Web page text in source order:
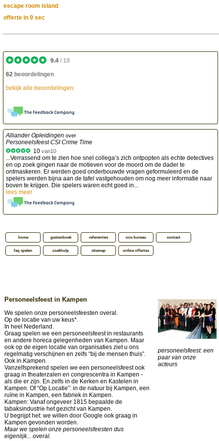
escape room island
offerte in 9 sec
9.4 / 10
62 beoordelingen
bekijk alle beoordelingen:
Alliander Opleidingen over
Personeelsfeest CSI Crime Time
10van10
...Verrassend om te zien hoe snel collega’s zich ontpopten als echte detectives
en op zoek gingen naar de motieven voor de moord om de dader te
ontmaskeren. Er werden goed onderbouwde vragen geformuleerd en de
spelers werden bijna aan de tafel vastgehouden om nog meer informatie naar
boven te krijgen. Die spelers waren echt goed in...
lees meer
home gastenboek referenties ons bureau contact
faq spelen zoekhulp sitemap online offertes
Personeelsfeest in Kampen
We spelen onze personeelsfeesten overal.
Op de locatie van uw keus*.
In heel Nederland.
Graag spelen we een personeelsfeest in restaurants
en andere horeca gelegenheden van Kampen. Maar
ook op de eigen locatie van organisaties ziet u ons
regelmatig verschijnen en zelfs “bij de mensen thuis”.
Ook in Kampen.
Vanzelfsprekend spelen we een personeelsfeest ook
graag in theaterzalen en congrescentra in Kampen -
als die er zijn. En zelfs in de Kerken en Kastelen in
Kampen. Of “Op Locatie”: in de natuur bij Kampen, een
ruïne in Kampen, een fabriek in Kampen.
Kampen: Vanaf ongeveer 1815 bepaalde de
tabaksindustrie het gezicht van Kampen.
U begrijpt het: we willen door Google ook graag in
Kampen gevonden worden.
Maar we spelen onze personeelsfeesten dus
eigenlijk... overal.
personeelsfeest: een
paar van onze
acteurs